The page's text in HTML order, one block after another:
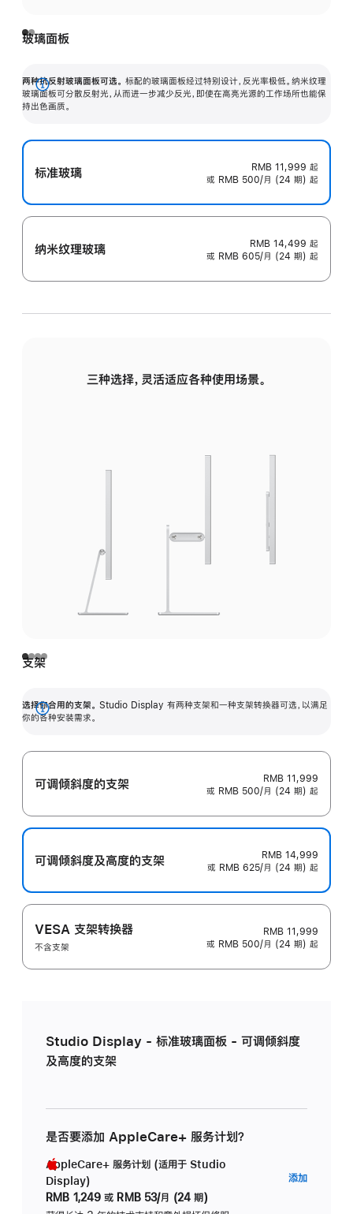
玻璃面板
两种抗反射玻璃面板可选。 标配的玻璃面板经过特别设计，反光率极低。纳米纹理
玻璃面板可分散反射光，从而进一步减少反光，即使在高亮光源的工作场所也能保
持出色画质。
展
开
标准玻璃 RMB 11,999 起
或 RMB 500/月 (24 期) 起
纳米纹理玻璃 RMB 14,499 起
或 RMB 605/月 (24 期) 起
三种选择，灵活适应各种使用场景。
支架
选择你合用的支架。 Studio Display 有两种支架和一种支架转换器可选，以满足
你的各种安装需求。
展
可调倾斜度的支架
RMB 11,999
或 RMB 500/月 (24 期) 起
可调倾斜度及高‍度的支‍架
RMB 14,999
或 RMB 625/月 (24 期) 起
VESA 支架转换器
不含支架
RMB 11,999
或 RMB 500/月 (24 期) 起
Studio Display - 标准玻璃面板 - 可调倾斜度
及高度的支架
是否要添加 AppleCare+ 服务计划？
AppleCare+ 服务计划 (适用于 Studio
Display)
RMB 1,249 或 RMB 53/月 (24 期)
添加